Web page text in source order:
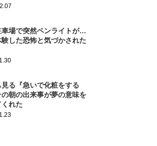
車場で突然ペンライトが…
した恐怖と気づかされた
る『急いで化粧をする
朝の出来事が夢の意味を
れた